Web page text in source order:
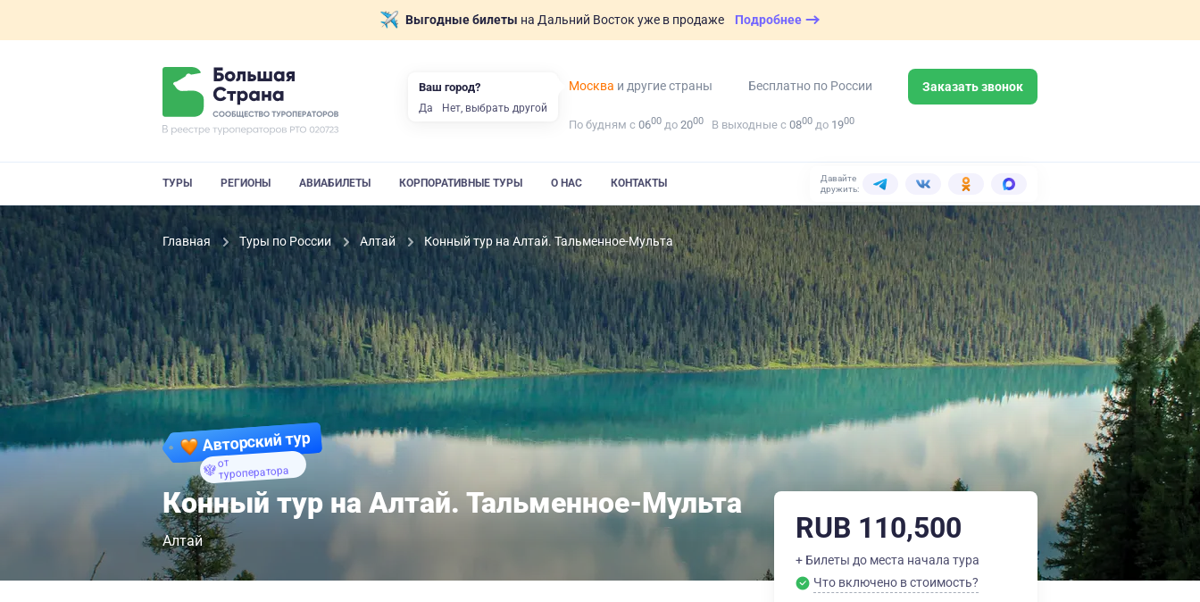
Выгодные билеты на Дальний Восток уже в продаже Подробнее
Москва и другие страны Бесплатно по России Заказать звонок
По будням с 0600 до 2000 В выходные с 0800 до 1900
ТУРЫ РЕГИОНЫ АВИАБИЛЕТЫ КОРПОРАТИВНЫЕ ТУРЫ О НАС КОНТАКТЫ
Давайте
дружить:
Главная Туры по России Алтай Конный тур на Алтай. Тальменное-Мульта
Авторский тур
от
туроператора
Конный тур на Алтай. Тальменное-Мульта
Алтай RUB 110,500
+ Билеты до места начала тура
Что включено в стоимость?
Ваш город?
Да Нет, выбрать другой